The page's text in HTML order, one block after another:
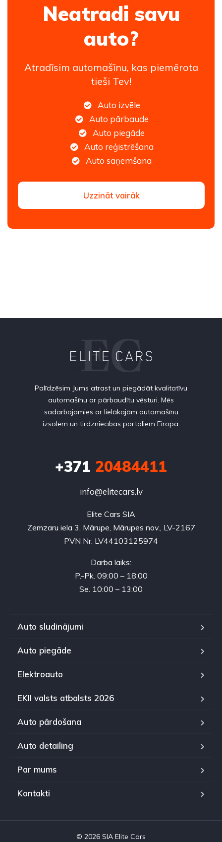
Neatradi savu
auto?
Atradīsim automašīnu, kas piemērota
tieši Tev!
Auto izvēle
Auto pārbaude
Auto piegāde
Auto reģistrēšana
Auto saņemšana
Uzzināt vairāk
Palīdzēsim Jums atrast un piegādāt kvalitatīvu
automašīnu ar pārbaudītu vēsturi. Mēs
sadarbojamies ar lielākajām automašīnu
izsolēm un tirdzniecības portāliem Eiropā.
+371 20484411
info@elitecars.lv
Elite Cars SIA
Zemzaru iela 3, Mārupe, Mārupes nov., LV-2167
PVN Nr. LV44103125974
Darba laiks:
P.-Pk. 09:00 – 18:00
Se. 10:00 – 13:00
Auto sludinājumi
Auto piegāde
Elektroauto
EKII valsts atbalsts 2026
Auto pārdošana
Auto detailing
Par mums
Kontakti
© 2026 SIA Elite Cars